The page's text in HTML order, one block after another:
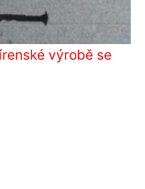
výrobě se